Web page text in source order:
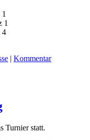
1
4
| Kommentar
Turnier statt.